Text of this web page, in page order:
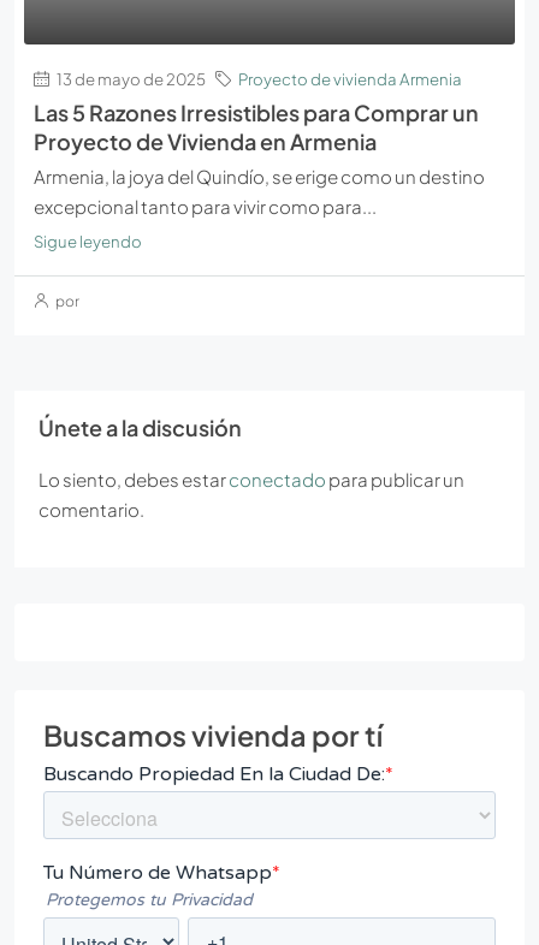
13 de mayo de 2025 Proyecto de vivienda Armenia
Las 5 Razones Irresistibles para Comprar un
Proyecto de Vivienda en Armenia
Armenia, la joya del Quindío, se erige como un destino
excepcional tanto para vivir como para...
Sigue leyendo
por
Únete a la discusión
Lo siento, debes estarconectado para publicar un
comentario.
Buscamos vivienda por tí